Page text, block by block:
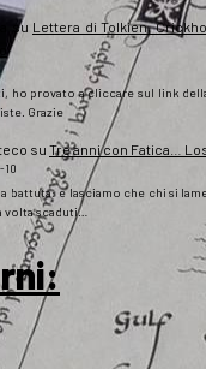
su Lettera di Tolkien,
ho provato a cliccare sul link
Grazie
su Tre anni con Fatica…
10
battuta: e lasciamo che chi si
volta scaduti…
: